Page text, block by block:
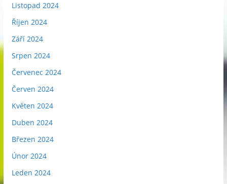
Listopad 2024
Říjen 2024
Září 2024
Srpen 2024
Červenec 2024
Červen 2024
Květen 2024
Duben 2024
Březen 2024
Únor 2024
Leden 2024